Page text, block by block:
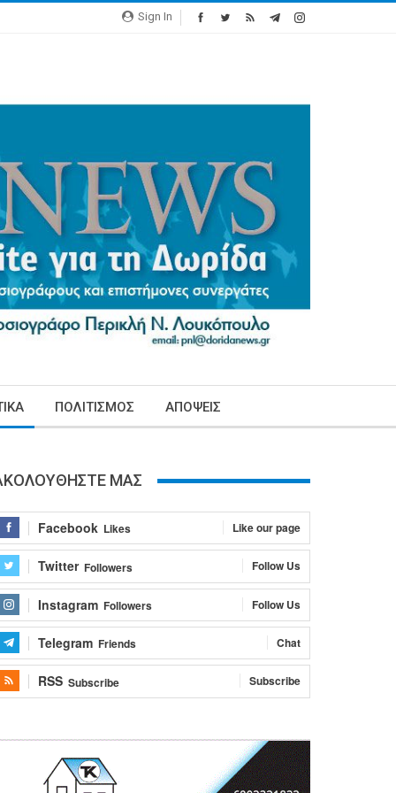
Sign In
ΠΟΛΙΤΙΣΜΟΣ ΑΠΟΨΕΙΣ
ΜΑΣ
Facebook Likes Like our page
Twitter Followers Follow Us
Instagram Followers Follow Us
Telegram Friends Chat
RSS Subscribe Subscribe